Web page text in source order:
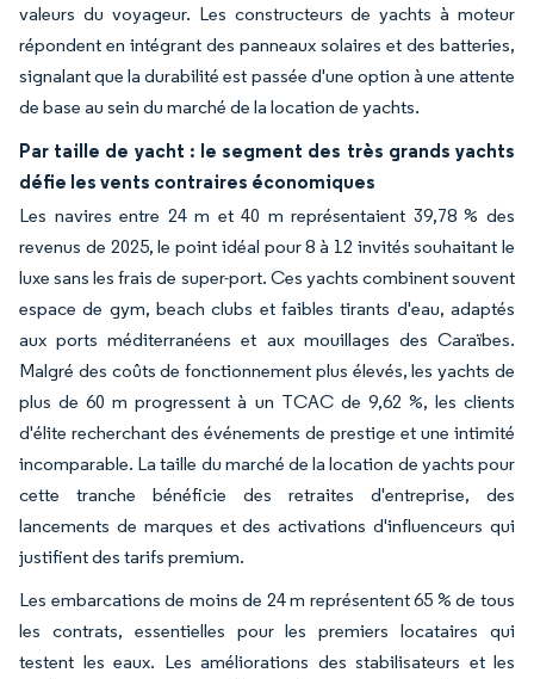
valeurs du voyageur. Les constructeurs de yachts à moteur
répondent en intégrant des panneaux solaires et des batteries,
signalant que la durabilité est passée d'une option à une attente
de base au sein du marché de la location de yachts.
Par taille de yacht : le segment des très grands yachts
défie les vents contraires économiques
Les navires entre 24 m et 40 m représentaient 39,78 % des
revenus de 2025, le point idéal pour 8 à 12 invités souhaitant le
luxe sans les frais de super-port. Ces yachts combinent souvent
espace de gym, beach clubs et faibles tirants d'eau, adaptés
aux ports méditerranéens et aux mouillages des Caraïbes.
Malgré des coûts de fonctionnement plus élevés, les yachts de
plus de 60 m progressent à un TCAC de 9,62 %, les clients
d'élite recherchant des événements de prestige et une intimité
incomparable. La taille du marché de la location de yachts pour
cette tranche bénéficie des retraites d'entreprise, des
lancements de marques et des activations d'influenceurs qui
justifient des tarifs premium.
Les embarcations de moins de 24 m représentent 65 % de tous
les contrats, essentielles pour les premiers locataires qui
testent les eaux. Les améliorations des stabilisateurs et les